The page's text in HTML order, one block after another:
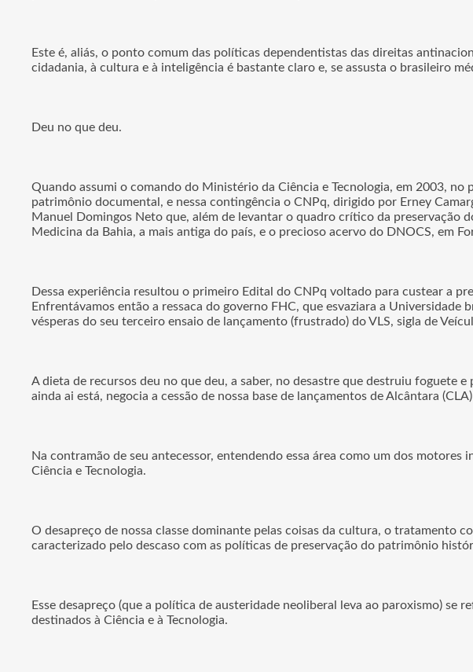
Este é, aliás, o ponto comum das políticas dependentistas das direitas
cidadania, à cultura e à inteligência é bastante claro e, se assusta o brasileiro
Deu no que deu.
Quando assumi o comando do Ministério da Ciência e Tecnologia, em 2003,
patrimônio documental, e nessa contingência o CNPq, dirigido por Erney
Manuel Domingos Neto que, além de levantar o quadro crítico da
Medicina da Bahia, a mais antiga do país, e o precioso acervo do DNOCS, em
Dessa experiência resultou o primeiro Edital do CNPq voltado para custear a
Enfrentávamos então a ressaca do governo FHC, que esvaziara a
vésperas do seu terceiro ensaio de lançamento (frustrado) do VLS, sigla de
A dieta de recursos deu no que deu, a saber, no desastre que destruiu foguete
ainda ai está, negocia a cessão de nossa base de lançamentos de Alcântara
Na contramão de seu antecessor, entendendo essa área como um dos
Ciência e Tecnologia.
O desapreço de nossa classe dominante pelas coisas da cultura, o tratamento
caracterizado pelo descaso com as políticas de preservação do patrimônio
Esse desapreço (que a política de austeridade neoliberal leva ao paroxismo)
destinados à Ciência e à Tecnologia.